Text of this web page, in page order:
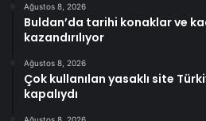
Ağustos 8, 2026
Buldan’da tarihi konaklar ve
kazandırılıyor
Ağustos 8, 2026
Çok kullanılan yasaklı site
kapalıydı
Ağustos 8, 2026